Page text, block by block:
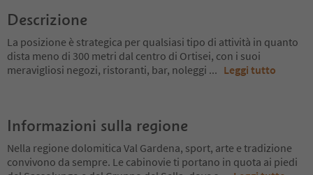
Descrizione
La posizione è strategica per qualsiasi tipo di attività in quanto
dista meno di 300 metri dal centro di Ortisei, con i suoi
meravigliosi negozi, ristoranti, bar, noleggi ... Leggi tutto
Informazioni sulla regione
Nella regione dolomitica Val Gardena, sport, arte e tradizione
convivono da sempre. Le cabinovie ti portano in quota ai piedi